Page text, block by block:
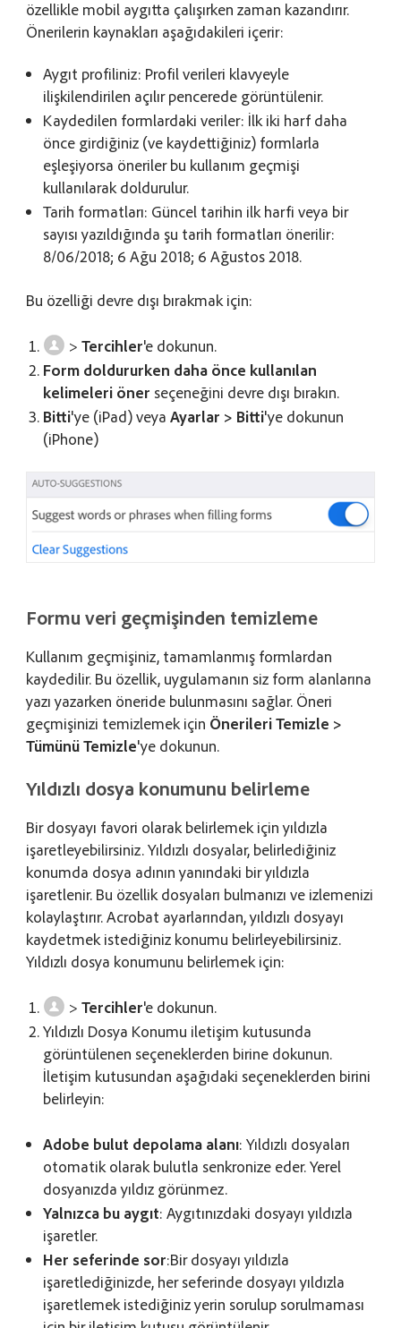
özellikle mobil aygıtta çalışırken zaman kazandırır.
Önerilerin kaynakları aşağıdakileri içerir:
Aygıt profiliniz: Profil verileri klavyeyle
ilişkilendirilen açılır pencerede görüntülenir.
Kaydedilen formlardaki veriler: İlk iki harf daha
önce girdiğiniz (ve kaydettiğiniz) formlarla
eşleşiyorsa öneriler bu kullanım geçmişi
kullanılarak doldurulur.
Tarih formatları: Güncel tarihin ilk harfi veya bir
sayısı yazıldığında şu tarih formatları önerilir:
8/06/2018; 6 Ağu 2018; 6 Ağustos 2018.
Bu özelliği devre dışı bırakmak için:
>Tercihler'e dokunun.
Form doldururken daha önce kullanılan
kelimeleri öner seçeneğini devre dışı bırakın.
Bitti'ye (iPad) veyaAyarlar > Bitti'ye dokunun
(iPhone)
Formu veri geçmişinden temizleme
Kullanım geçmişiniz, tamamlanmış formlardan
kaydedilir. Bu özellik, uygulamanın siz form alanlarına
yazı yazarken öneride bulunmasını sağlar. Öneri
geçmişinizi temizlemek için Önerileri Temizle >
Tümünü Temizle'ye dokunun.
Yıldızlı dosya konumunu belirleme
Bir dosyayı favori olarak belirlemek için yıldızla
işaretleyebilirsiniz. Yıldızlı dosyalar, belirlediğiniz
konumda dosya adının yanındaki bir yıldızla
işaretlenir. Bu özellik dosyaları bulmanızı ve izlemenizi
kolaylaştırır. Acrobat ayarlarından, yıldızlı dosyayı
kaydetmek istediğiniz konumu belirleyebilirsiniz.
Yıldızlı dosya konumunu belirlemek için:
>Tercihler'e dokunun.
Yıldızlı Dosya Konumu iletişim kutusunda
görüntülenen seçeneklerden birine dokunun.
İletişim kutusundan aşağıdaki seçeneklerden birini
belirleyin:
Adobe bulut depolama alanı: Yıldızlı dosyaları
otomatik olarak bulutla senkronize eder. Yerel
dosyanızda yıldız görünmez.
Yalnızca bu aygıt: Aygıtınızdaki dosyayı yıldızla
işaretler.
Her seferinde sor:Bir dosyayı yıldızla
işaretlediğinizde, her seferinde dosyayı yıldızla
işaretlemek istediğiniz yerin sorulup sorulmaması